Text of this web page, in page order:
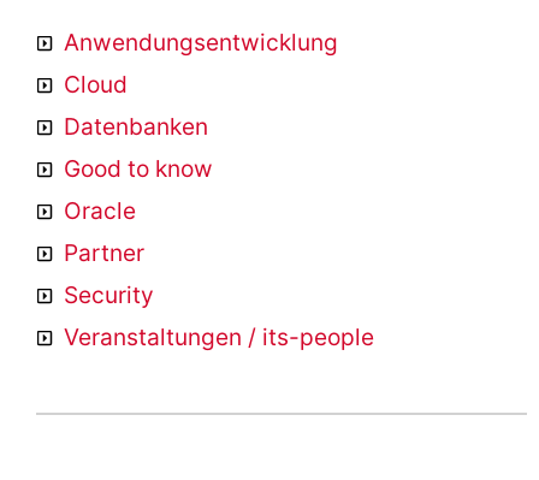
Anwendungsentwicklung
Cloud
Datenbanken
Good to know
Oracle
Partner
Security
Veranstaltungen / its-people